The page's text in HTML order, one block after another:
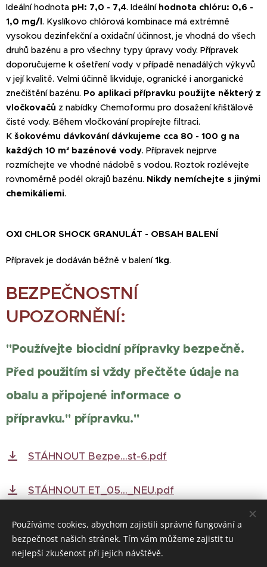
Ideální hodnota pH: 7,0 - 7,4. Ideální hodnota chlóru: 0,6 -
1,0 mg/l . Kyslíkovo chlórová kombinace má extrémně
vysokou dezinfekční a oxidační účinnost, je vhodná do všech
druhů bazénu a pro všechny typy úpravy vody. Přípravek
doporučujeme k ošetření vody v případě nenadálých výkyvů
v její kvalitě. Velmi účinně likviduje, ogranické i anorganické
znečištění bazénu. Po aplikaci přípravku použijte některý z
vločkovačů z nabídky Chemoformu pro dosažení křišťálově
čisté vody. Během vločkování propírejte filtraci.
K šokovému dávkování dávkujeme cca 80 - 100 g na
každých 10 m³ bazénové vody. Přípravek nejprve
rozmíchejte ve vhodné nádobě s vodou. Roztok rozlévejte
rovnoměrně podél okrajů bazénu. Nikdy nemíchejte s jinými
chemikáliemi.
OXI CHLOR SHOCK GRANULÁT - OBSAH BALENÍ
Přípravek je dodáván běžně v balení1kg.
BEZPEČNOSTNÍ
UPOZORNĚNÍ:
"Používejte biocidní přípravky bezpečně.
Před použitím si vždy přečtěte údaje na
obalu a připojené informace o
přípravku."přípravku."
STÁHNOUT Bezpe...st-6.pdf
STÁHNOUT ET_05..._NEU.pdf
© 2022 Všechna práva vyhrazena
Používáme cookies, abychom zajistili správné fungování a
bezpečnost našich stránek. Tím vám můžeme zajistit tu
nejlepší zkušenost při jejich návštěvě.